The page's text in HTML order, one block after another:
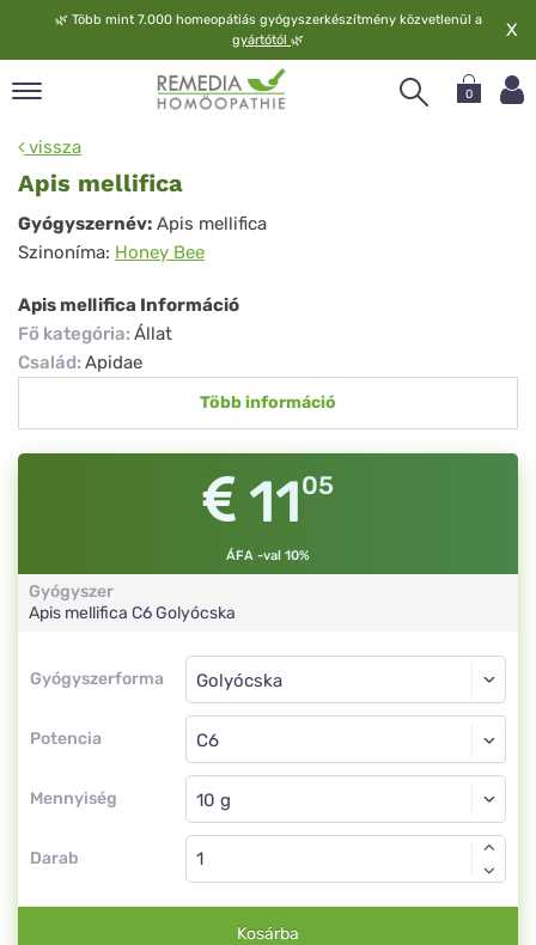
🌿 Több mint 7.000 homeopátiás gyógyszerkészítmény közvetlenül a
gyártótól 🌿 X
0
vissza
Apis mellifica
Apis
mellifica
Gyógyszernév: Apis mellifica
Szinoníma: Honey Bee
Apis mellifica Információ
Fő kategória: Állat
Család: Apidae
Több információ
1105
ÁFA -val 10%
Gyógyszer
Apis mellifica C6Golyócska
Gyógyszerforma
Gyógyszerforma
Potencia
Golyócska
C6
Mennyiség
Golyócska
Darab
Kosárba